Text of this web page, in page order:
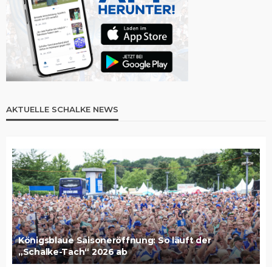
AKTUELLE SCHALKE NEWS
Königsblaue Saisoneröffnung: So läuft der
„Schalke-Tach“ 2026 ab